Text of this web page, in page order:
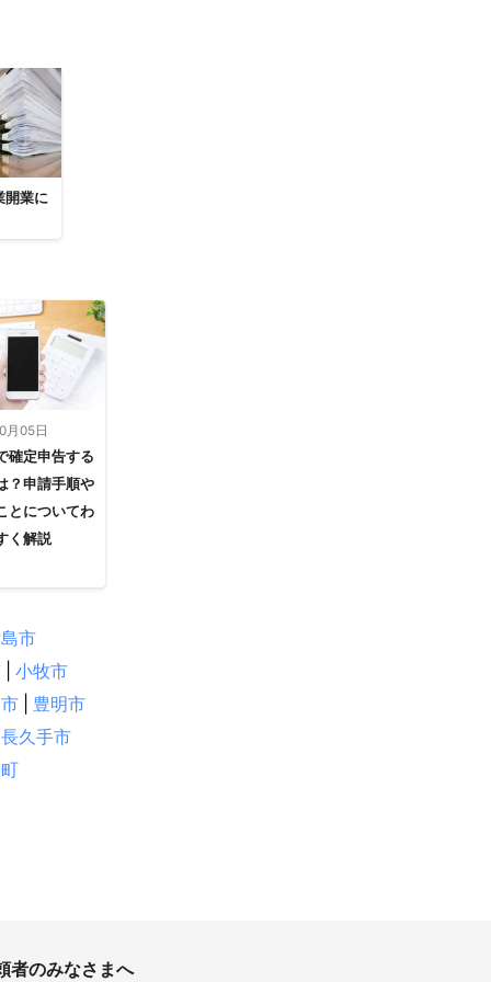
開業に
月05日
確定申告する
？申請手順や
とについてわ
く解説
市
小牧市
豊明市
長久手市
者のみなさまへ